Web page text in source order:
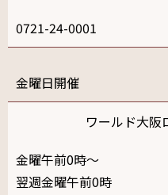
0721-24-0001
金
ワールド大阪
金曜午前0時～
翌週金曜午前0時